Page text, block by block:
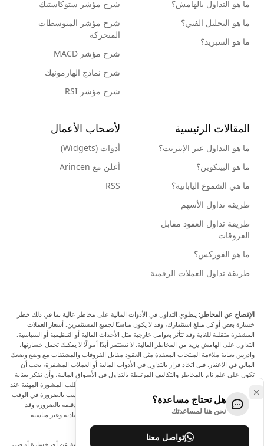
ما هو التداول بالهامش؟
ما هو التحليل الفني؟
ما هو السبريد؟
شرح مؤشر ستوكاستيك
شرح مؤشر المتوسطات
المتحركة
شرح مؤشر MACD
شرح نماذج الهارمونيك
شرح مؤشر RSI
المقالات الرئيسية
ما هو التداول عبر الإنترنت؟
ما هو البيتكوين؟
ما هي الشموع اليابانية؟
طريقة تداول الأسهم
طريقة تداول العقود مقابل
الفروقات
ما هو الفوركس؟
طريقة تداول العملات الرقمية
لأصحاب الأعمال
أدوات (Widgets)
أعلن مع Arincen
RSS
الإفصاح عن المخاطر: ينطوي التداول في الأدوات المالية على مخاطر عالية بما في ذلك خطر
خسارة بعض أو كل مبلغ استثمارك، وقد لا يكون مناسبًا لجميع المستثمرين. أسعار العملات
المشفرة متقلبة للغاية وقد تتأثر بعوامل خارجية مثل الأحداث المالية أو التنظيمية أو السياسية.
التداول على الهامش يزيد من المخاطر المالية. لا تستثمر أبدًا أموالًا لا يمكنك تحمل خسارتها،
وادرس بعناية ملاءمة المنتجات المعقدة مثل العقود مقابل الفروقات والمشتقات مع وضع وضعك
المالي في الاعتبار. قبل اتخاذ قرار بالتداول في الأدوات المالية أو العملات المشفرة، يجب أن
تكون على علم تام بالمخاطر والتكاليف المرتبطة بالتداول في الأسواق المالية، وأن تفكر بعناية
في أهدافك الاستثمارية ومستوى خبرتك ورغبتك في المخاطرة، وأن تطلب المشورة المهنية عند
الحاجة. تود Arincen أن تذكرك بأن البيانات الواردة في هذا الموقع ليست بالضرورة في الوقت
الفعلي وليست دقيقة. البيانات والأسعار الموجودة على الموقع ليست دقيقة بالضرورة وقد
تختلف عن السعر الفعلي في أي سوق معينة، مما يعني أن الأسعار إرشادية وغير مناسبة
لأغراض التداول.
لن يتحمل Arincen وأي مزود للبيانات الواردة في هذا الموقع المسؤولية عن أي خسارة أو ضرر
هل تحتاج مساعدة؟
نحن هنا لمساعدتك
تواصل معنا